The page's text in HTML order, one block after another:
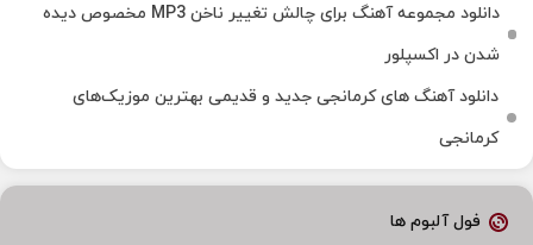
دانلود مجموعه آهنگ برای چالش تغییر ناخن MP3 مخصوص دیده
شدن در اکسپلور
دانلود آهنگ‌ های کرمانجی جدید و قدیمی بهترین موزیک‌های
کرمانجی
فول آلبوم ها